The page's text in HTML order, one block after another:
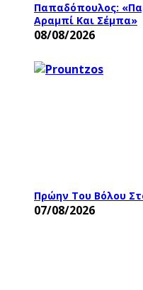
Παπαδόπουλος:
Αραμπί Και Σέμπα»
08/08/2026
Πρώην Του Βόλου
07/08/2026